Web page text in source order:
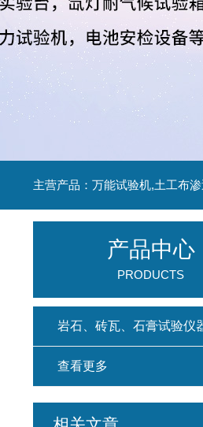
主营产品：万能试验机,土工布
产品中心
PRODUCTS
岩石、砖瓦、石膏试验仪
查看更多